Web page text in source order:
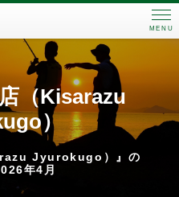
MENU
（Kisarazu
）
Jyurokugo）』の
年4月